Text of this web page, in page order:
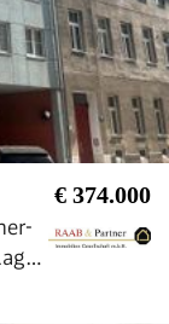
€ 374.000